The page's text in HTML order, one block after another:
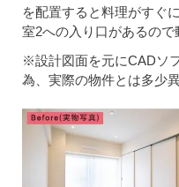
を配置すると料理がすぐ
室2への入り口があるので
※設計図面を元にCADソ
為、実際の物件とは多少